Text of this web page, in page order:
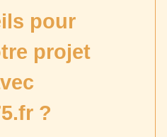
pour
projet
?